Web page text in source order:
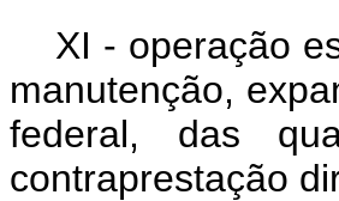
XI - operação
manutenção,
federal, das
contraprestação